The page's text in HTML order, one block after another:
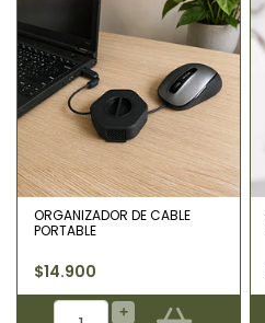
ORGANIZADOR DE CABLE
PORTABLE
$14.900
+